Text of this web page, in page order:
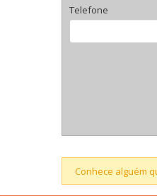
Telefone
Conhece alguém